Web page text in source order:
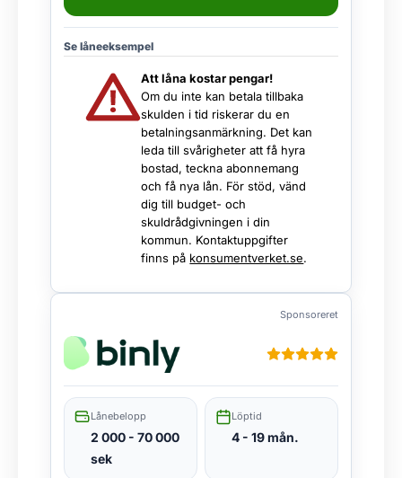
Se låneeksempel
Att låna kostar pengar!
Om du inte kan betala tillbaka
skulden i tid riskerar du en
betalningsanmärkning. Det kan
leda till svårigheter att få hyra
bostad, teckna abonnemang
och få nya lån. För stöd, vänd
dig till budget- och
skuldrådgivningen i din
kommun. Kontaktuppgifter
finns på konsumentverket.se.
Sponsoreret
Lånebelopp
2 000 - 70 000
sek
Löptid
4 - 19 mån.